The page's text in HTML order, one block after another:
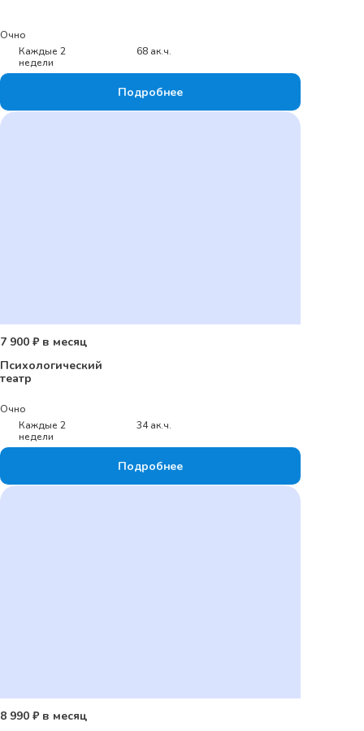
Подробнее
68 ак.ч.
Каждые 2
недели
Очно
Подробнее
34 ак.ч.
Каждые 2
недели
Очно
7 900 ₽ в месяц
Психологический
театр
8 990 ₽ в месяц